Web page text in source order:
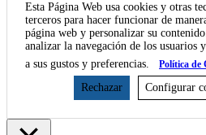
Esta Página Web usa cookies y otras
terceros para hacer funcionar de
página web y personalizar su
analizar la navegación de los usuarios
a sus gustos y preferencias.
Política de
Rechazar Configurar